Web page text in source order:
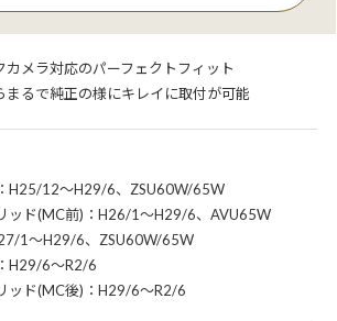
メラ対応のパーフェクトフィット
るで純正の様にキレイに取付が可能
12～H29/6、ZSU60W/65W
ド(MC前)：H26/1～H29/6、AVU65W
1～H29/6、ZSU60W/65W
6～R2/6
ド(MC後)：H29/6～R2/6